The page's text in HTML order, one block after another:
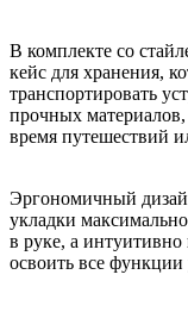
В комплекте со
кейс для хранения,
транспортировать
прочных
время путешествий
Эргономичный
укладки
в руке, а интуитивно
освоить все функции